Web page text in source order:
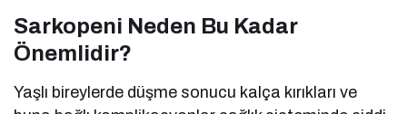
Sarkopeni Neden Bu Kadar
Önemlidir?
Yaşlı bireylerde düşme sonucu kalça kırıkları ve